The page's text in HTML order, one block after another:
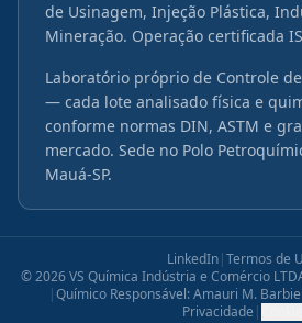
de Usinagem, Injeção Plástica,
Mineração. Operação certificada
Laboratório próprio de Controle
— cada lote analisado física e
conforme normas DIN, ASTM e
mercado. Sede no Polo
Mauá-SP.
LinkedIn|Termos de
©2026VS Química Indústria e Comércio
|Químico Responsável: Amauri M.
Privacidade |